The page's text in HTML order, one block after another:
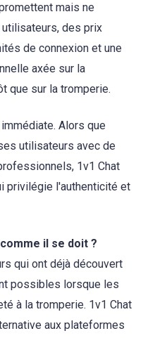
mais ne
des prix
de connexion et une
axée sur la
que sur la tromperie.
Alors que
utilisateurs avec de
1v1 Chat
privilégie l'authenticité et
il se doit ?
qui ont déjà découvert
possibles lorsque les
à la tromperie. 1v1 Chat
aux plateformes